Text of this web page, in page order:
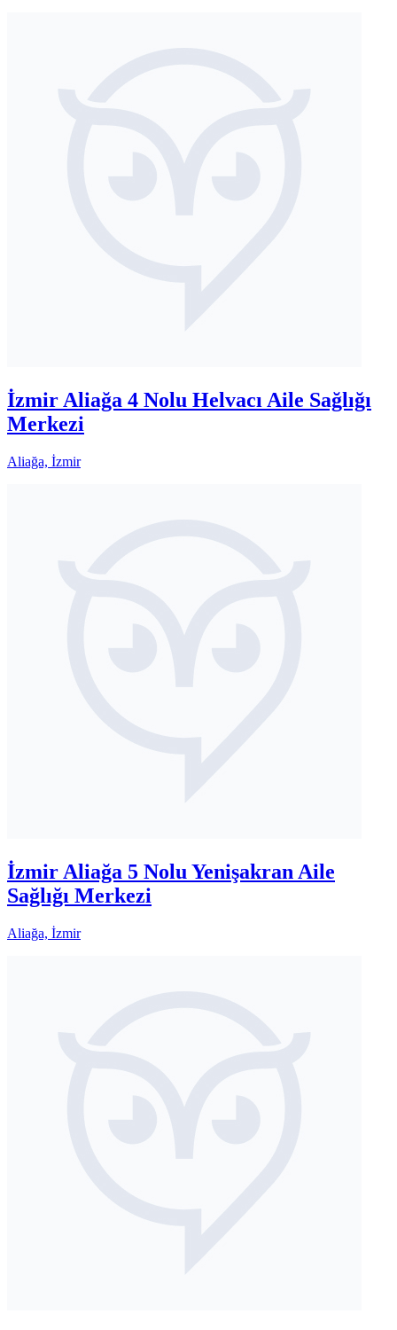
İzmir Aliağa 4 Nolu Helvacı Aile Sağlığı
Merkezi
Aliağa, İzmir
İzmir Aliağa 5 Nolu Yenişakran Aile
Sağlığı Merkezi
Aliağa, İzmir